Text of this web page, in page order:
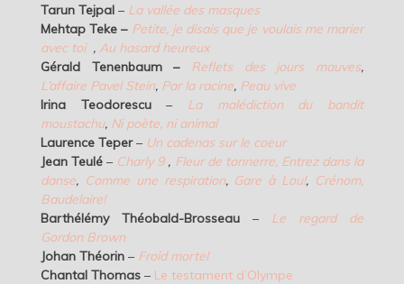
Tarun Tejpal– La vallée des masques
Mehtap Teke –Petite, je disais que je voulais me marier
avec toi, Au hasard heureux
Gérald Tenenbaum – Reflets des jours mauves,
L’affaire Pavel Stein, Par la racine, Peau vive
Irina Teodorescu– La malédiction du bandit
moustachu, Ni poète, ni animal
Laurence Teper–Un cadenas sur le coeur
Jean Teulé– Charly 9, Fleur de tonnerre, Entrez dans la
danse, Comme une respiration, Gare à Lou!, Crénom,
Baudelaire!
Barthélémy Théobald-Brosseau– Le regard de
Gordon Brown
Johan Théorin– Froid mortel
Chantal Thomas– Le testament d’Olympe